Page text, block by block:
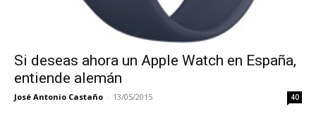
Si deseas ahora un Apple Watch en España,
entiende alemán
José Antonio Castaño - 13/05/2015 40